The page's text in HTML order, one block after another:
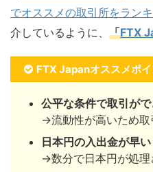
でオススメの取引所をラン
介しているように、 「FTX
FTX Japanオススメポ
公平な条件で取引がで
→流動性が高いため取
日本円の入出金が早い
→数分で日本円が処理